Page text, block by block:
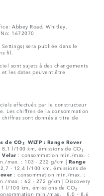
Abbey Road, Whitley,
1672070
sera publiée dans le
fil.
sont sujets à des changements
les dates peuvent être
effectués par le constructeur
Les chiffres de la consommation
sont donnés à titre de
de CO₂ WLTP : Range Rover
l/100 km, émissions de CO₂
Velar : consommation min./max. :
max. : 103 - 232 g/km | Range
- 12,4 l/100 km, émissions de
: consommation min./max. :
max. : 62 - 272 g/km | Discovery
l/100 km, émissions de CO₂
min./max. : 8,0 – 8,6